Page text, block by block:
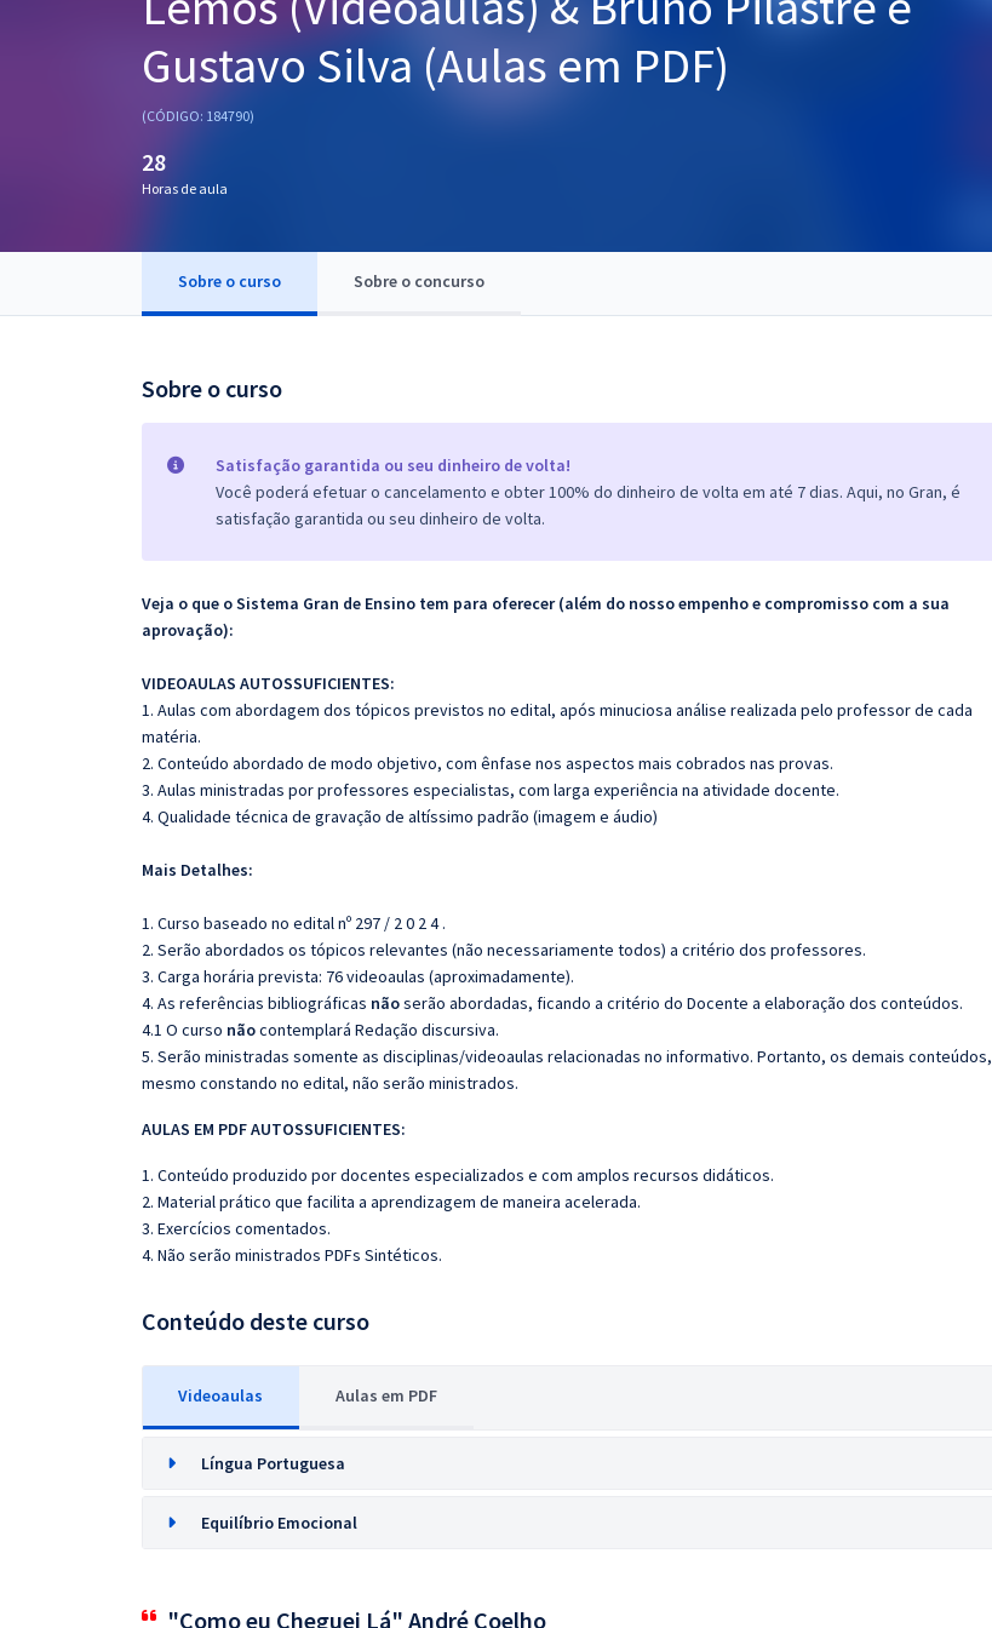
Questões grátis
Gustavo Silva (Aulas em PDF)
(CÓDIGO: 184790)
28
Horas de aula
Sobre o curso Sobre o concurso
Sobre o curso
Satisfação garantida ou seu dinheiro de volta!
Você poderá efetuar o cancelamento e obter 100% do dinheiro de volta em até 7 dias. Aqui, no Gran, é
satisfação garantida ou seu dinheiro de volta.
Veja o que o Sistema Gran de Ensino tem para oferecer (além do nosso empenho e compromisso com a sua
aprovação):
VIDEOAULAS AUTOSSUFICIENTES:
1. Aulas com abordagem dos tópicos previstos no edital, após minuciosa análise realizada pelo professor de cada
matéria.
2. Conteúdo abordado de modo objetivo, com ênfase nos aspectos mais cobrados nas provas.
3. Aulas ministradas por professores especialistas, com larga experiência na atividade docente.
4. Qualidade técnica de gravação de altíssimo padrão (imagem e áudio)
Mais Detalhes:
1. Curso baseado no edital nº 297 / 2 0 2 4 .
2. Serão abordados os tópicos relevantes (não necessariamente todos) a critério dos professores.
3. Carga horária prevista: 76 videoaulas (aproximadamente).
4. As referências bibliográficas nãoserão abordadas, ficando a critério do Docente a elaboração dos conteúdos.
4.1 O curso nãocontemplará Redação discursiva.
5. Serão ministradas somente as disciplinas/videoaulas relacionadas no informativo. Portanto, os demais conteúdos,
mesmo constando no edital, não serão ministrados.
AULAS EM PDF AUTOSSUFICIENTES:
1. Conteúdo produzido por docentes especializados e com amplos recursos didáticos.
2. Material prático que facilita a aprendizagem de maneira acelerada.
3. Exercícios comentados.
4. Não serão ministrados PDFs Sintéticos.
Conteúdo deste curso
Videoaulas Aulas em PDF
Língua Portuguesa
Equilíbrio Emocional
"Como eu Cheguei Lá" André Coelho